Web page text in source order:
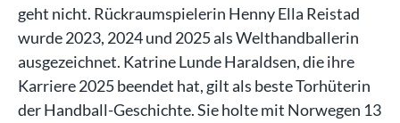
geht nicht. Rückraumspielerin Henny Ella Reistad
wurde 2023, 2024 und 2025 als Welthandballerin
ausgezeichnet. Katrine Lunde Haraldsen, die ihre
Karriere 2025 beendet hat, gilt als beste Torhüterin
der Handball-Geschichte. Sie holte mit Norwegen 13